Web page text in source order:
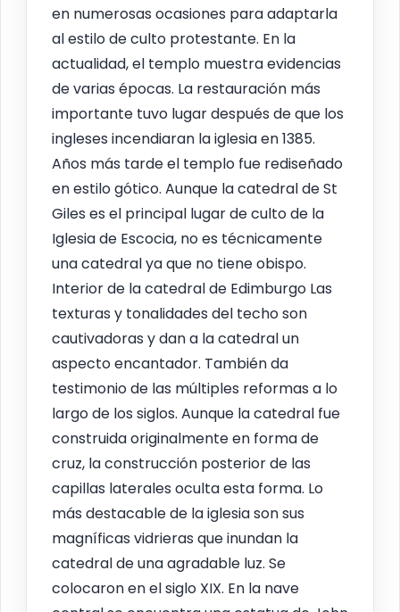
en numerosas ocasiones para adaptarla
al estilo de culto protestante. En la
actualidad, el templo muestra evidencias
de varias épocas. La restauración más
importante tuvo lugar después de que los
ingleses incendiaran la iglesia en 1385.
Años más tarde el templo fue rediseñado
en estilo gótico. Aunque la catedral de St
Giles es el principal lugar de culto de la
Iglesia de Escocia, no es técnicamente
una catedral ya que no tiene obispo.
Interior de la catedral de Edimburgo Las
texturas y tonalidades del techo son
cautivadoras y dan a la catedral un
aspecto encantador. También da
testimonio de las múltiples reformas a lo
largo de los siglos. Aunque la catedral fue
construida originalmente en forma de
cruz, la construcción posterior de las
capillas laterales oculta esta forma. Lo
más destacable de la iglesia son sus
magníficas vidrieras que inundan la
catedral de una agradable luz. Se
colocaron en el siglo XIX. En la nave